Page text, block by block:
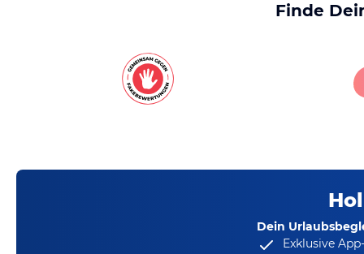
Finde
Dein
Exklusive